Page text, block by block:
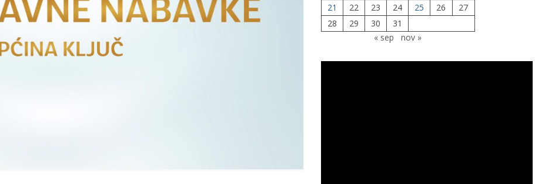
21
22 23 24 25 26
27
28
29 30
31
« sep
nov »